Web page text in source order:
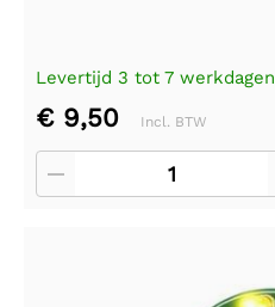
Levertijd 3 tot 7 werkdagen
€ 9,50 Incl. BTW